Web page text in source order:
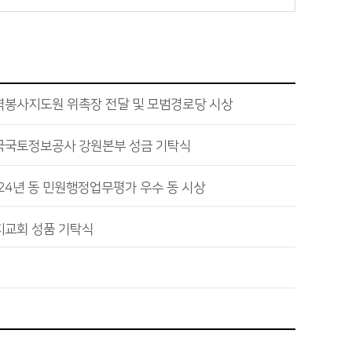
봉사지도원 위촉장 전달 및 모범경로당 시상
국토정보공사 강원본부 성금 기탁식
년 동 민원행정업무평가 우수 동 시상
교회 성품 기탁식